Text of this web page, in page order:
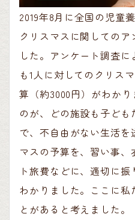
2019年8月に全国の児童
クリスマスに関しての
した。アンケート調査
も1人に対してのクリス
算（約3000円）がわか
のが、どの施設も子ど
で、不自由がない生活
マスの予算を、習い事、
ト旅費などに、適切に
わかりました。ここに私
とがあると考えました。